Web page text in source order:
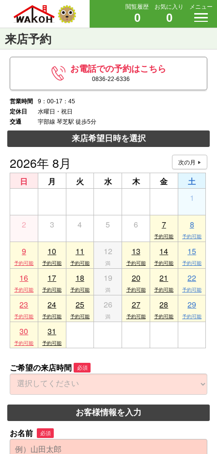
閲覧履歴
0
お気に入り
0
メニュー
来店予約
お電話での予約はこちら
0836-22-6336
営業時間
9：00-17：45
定休日
水曜日・祝日
交通
宇部線 琴芝駅 徒歩5分
来店希望日時を選択
2026年 8月
日 月 火 水 木 金
土
1
2 3 4 5 6 7 8
9 10 11 12 13 14 15
16 17 18 19 20 21 22
23 24 25 26 27 28 29
30 31
ご希望の来店時間 必須
お客様情報を入力
お名前 必須